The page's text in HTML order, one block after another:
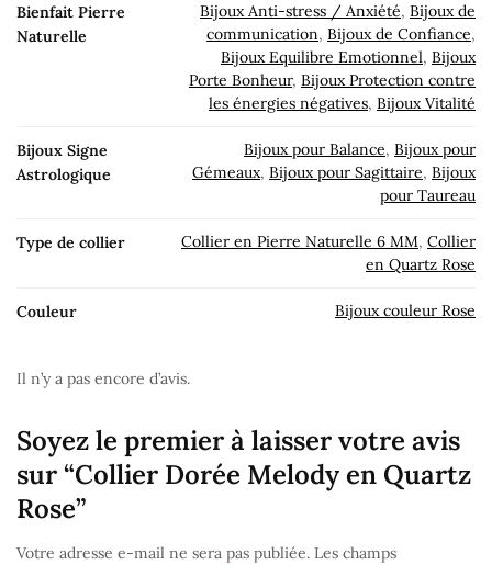
Bienfait Pierre
Naturelle
Bijoux Anti-stress / Anxiété, Bijoux de
communication, Bijoux de Confiance,
Bijoux Equilibre Emotionnel, Bijoux
Porte Bonheur, Bijoux Protection contre
les énergies négatives, Bijoux Vitalité
Bijoux Signe
Astrologique
Bijoux pour Balance, Bijoux pour
Gémeaux, Bijoux pour Sagittaire, Bijoux
pour Taureau
Type de collier Collier en Pierre Naturelle 6 MM, Collier
en Quartz Rose
Couleur Bijoux couleur Rose
Il n’y a pas encore d’avis.
Soyez le premier à laisser votre avis
sur “Collier Dorée Melody en Quartz
Rose”
Votre adresse e-mail ne sera pas publiée. Les champs